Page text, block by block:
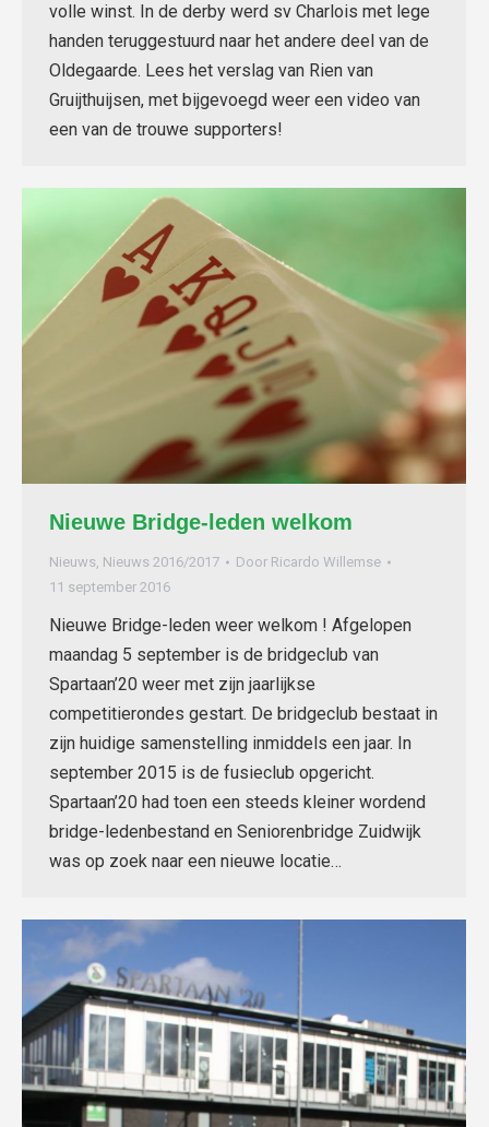
volle winst. In de derby werd sv Charlois met lege
handen teruggestuurd naar het andere deel van de
Oldegaarde. Lees het verslag van Rien van
Gruijthuijsen, met bijgevoegd weer een video van
een van de trouwe supporters!
Nieuwe Bridge-leden welkom
Nieuws, Nieuws 2016/2017 Door Ricardo Willemse
11 september 2016
Nieuwe Bridge-leden weer welkom ! Afgelopen
maandag 5 september is de bridgeclub van
Spartaan’20 weer met zijn jaarlijkse
competitierondes gestart. De bridgeclub bestaat in
zijn huidige samenstelling inmiddels een jaar. In
september 2015 is de fusieclub opgericht.
Spartaan’20 had toen een steeds kleiner wordend
bridge-ledenbestand en Seniorenbridge Zuidwijk
was op zoek naar een nieuwe locatie…